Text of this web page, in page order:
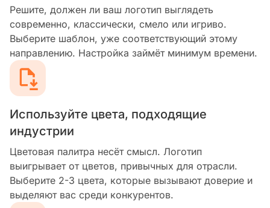
Решите, должен ли ваш логотип выглядеть
современно, классически, смело или игриво.
Выберите шаблон, уже соответствующий этому
направлению. Настройка займёт минимум времени.
Используйте цвета, подходящие
индустрии
Цветовая палитра несёт смысл. Логотип
выигрывает от цветов, привычных для отрасли.
Выберите 2-3 цвета, которые вызывают доверие и
выделяют вас среди конкурентов.